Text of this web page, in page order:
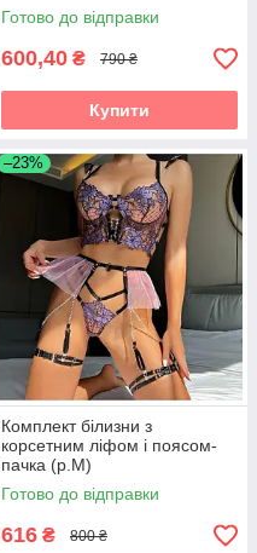
Готово до відправки
600,40 ₴ 790 ₴
Купити
–23%
Комплект білизни з
корсетним ліфом і поясом-
пачка (р.M)
Готово до відправки
616 ₴ 800 ₴